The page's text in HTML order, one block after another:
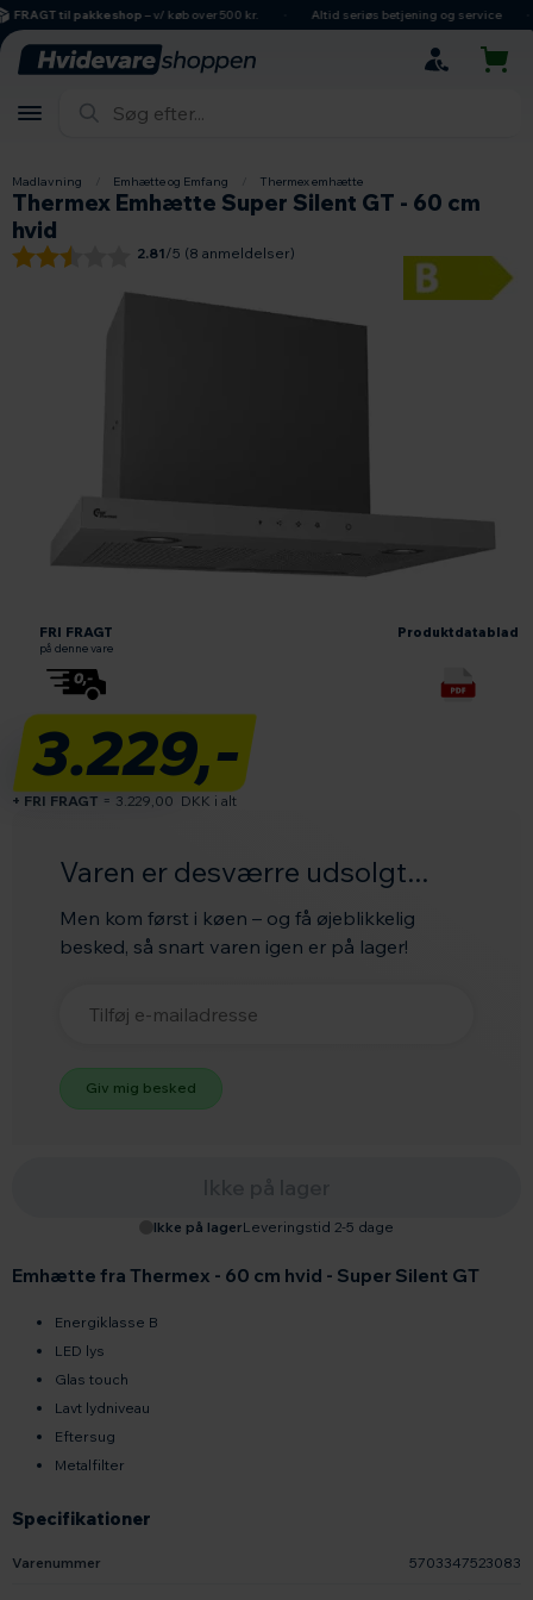
hovedindhold
søgning
navigation
indkøbskurv
FRAGT til pakkeshop– v/ køb over 500 kr. Altid seriøs betjening og service
Madlavning Emhætte og Emfang Thermex emhætte
Thermex Emhætte Super Silent GT - 60 cm
hvid
2.81/5 (8 anmeldelser)
Læs om fri fragt
FRI FRAGT
på denne vare
Produktdatablad
Produktdatablad
Specifikationer
Varenummer 5703347523083
Emhætte fra Thermex - 60 cm hvid - Super Silent GT
Energiklasse B
LED lys
Glas touch
Lavt lydniveau
Eftersug
Metalfilter
3.229,-
+ FRI FRAGT = 3.229,00 DKK i alt
Varen er desværre udsolgt...
Men kom først i køen – og få øjeblikkelig
besked, så snart varen igen er på lager!
Ikke på lager Leveringstid 2-5 dage